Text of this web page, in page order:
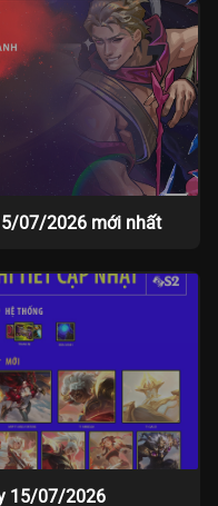
07/2026 mới nhất
15/07/2026